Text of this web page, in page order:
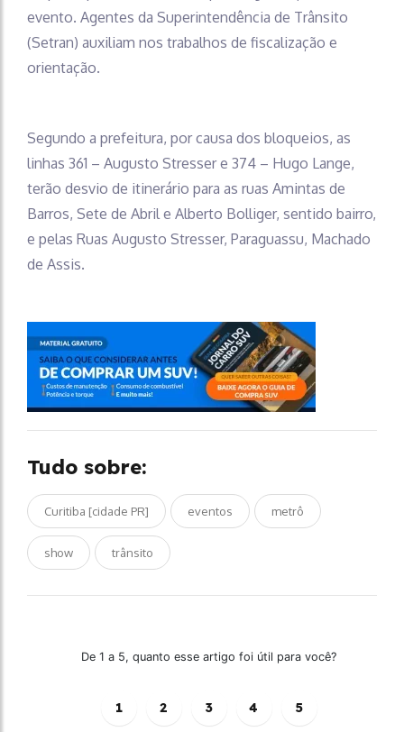
evento. Agentes da Superintendência de Trânsito
(Setran) auxiliam nos trabalhos de fiscalização e
orientação.
Segundo a prefeitura, por causa dos bloqueios, as
linhas 361 – Augusto Stresser e 374 – Hugo Lange,
terão desvio de itinerário para as ruas Amintas de
Barros, Sete de Abril e Alberto Bolliger, sentido bairro,
e pelas Ruas Augusto Stresser, Paraguassu, Machado
de Assis.
Tudo sobre:
Curitiba [cidade PR] eventos metrô
show trânsito
De 1 a 5, quanto esse artigo foi útil para você?
1 2 3 4 5